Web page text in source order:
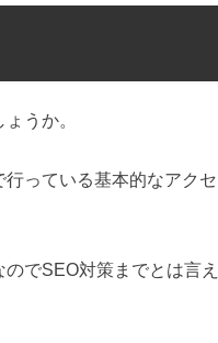
うか。
行っている基本的なアク
のでSEO対策までとは言